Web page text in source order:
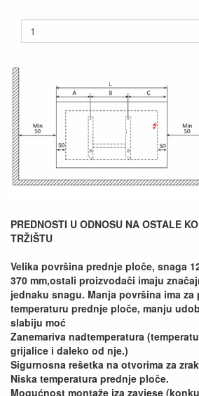
PREDNOSTI U ODNOSU NA OSTALE
TRŽIŠTU
Velika površina prednje ploče, snaga
370 mm,ostali proizvodači imaju
jednaku snagu. Manja površina ima
temperaturu prednje ploče, manju
slabiju moć
Zanemariva nadtemperatura
grijalice i daleko od nje.)
Sigurnosna rešetka na otvorima za
Niska temperatura prednje ploče.
Mogućnost montaže iza zavjese